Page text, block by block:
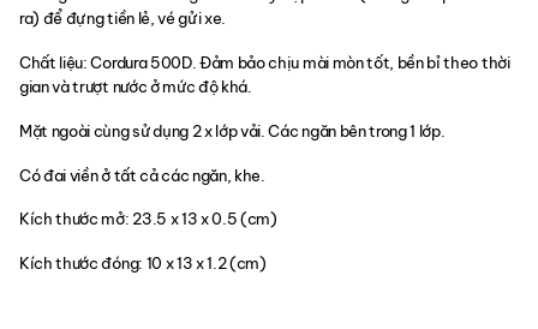
ra) để đựng tiền lẻ, vé gửi xe.
Chất liệu: Cordura 500D. Đảm bảo chịu mài mòn tốt, bền bỉ theo thời
gian và trượt nước ở mức độ khá.
Mặt ngoài cùng sử dụng 2 x lớp vải. Các ngăn bên trong 1 lớp.
Có đai viền ở tất cả các ngăn, khe.
Kích thước mở: 23.5 x 13 x 0.5 (cm)
Kích thước đóng: 10 x 13 x 1.2 (cm)